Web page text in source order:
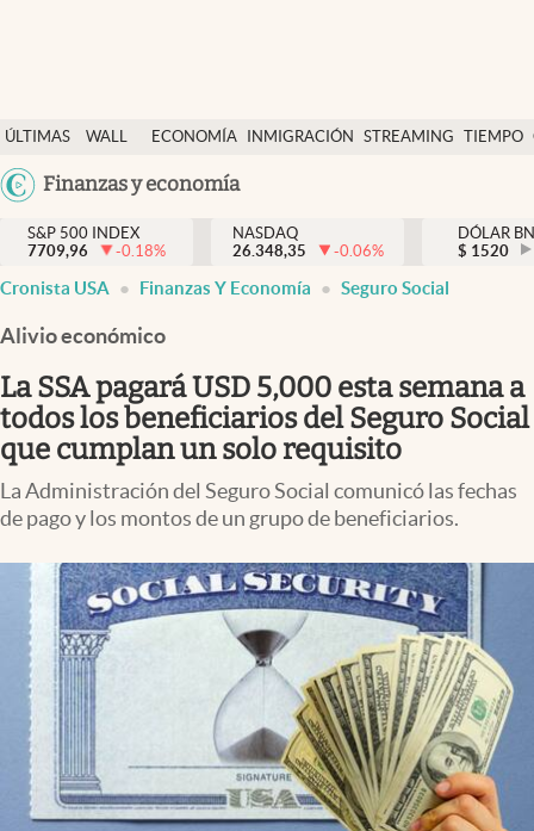
ÚLTIMAS
NOTICIAS
WALL
DÓLAR
ECONOMÍA INMIGRACIÓN STREAMING TIEMPO
México
Finanzas y economía
Finanzas y economía
Wall Street y dólar
Inmigración
Espiritual
Streaming
PC y mobile
USA
S&P 500 INDEX
7709,96
-0.18%
NASDAQ
26.348,35
-0.06%
DÓLAR
$ 1520
Cronista USA Finanzas Y Economía Seguro Social
Alivio económico
La SSA pagará USD 5,000 esta semana a
todos los beneficiarios del Seguro Social
que cumplan un solo requisito
La Administración del Seguro Social comunicó las fechas
de pago y los montos de un grupo de beneficiarios.